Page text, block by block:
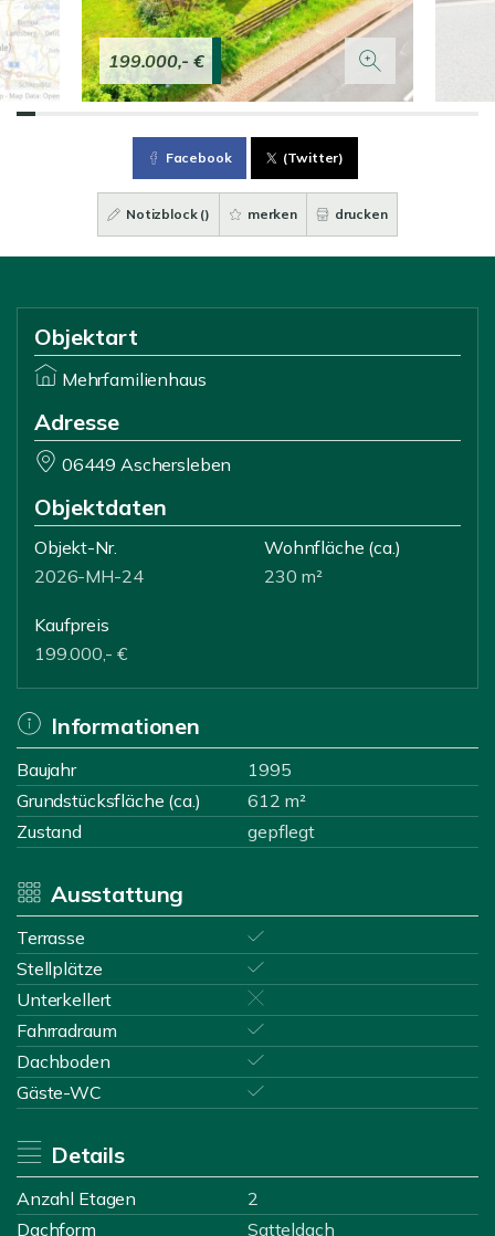
199.000,- €
Facebook (Twitter)
Notizblock () merken drucken
Objektart
Mehrfamilienhaus
Adresse
06449 Aschersleben
Objektdaten
Objekt-Nr.
2026-MH-24
Wohnfläche (ca.)
230 m²
Kaufpreis
199.000,- €
Informationen
Baujahr
1995
Grundstücksfläche (ca.)
612 m²
Zustand
gepflegt
Ausstattung
Terrasse
Stellplätze
Unterkellert
Fahrradraum
Dachboden
Gäste-WC
Details
Anzahl Etagen
2
Dachform
Satteldach